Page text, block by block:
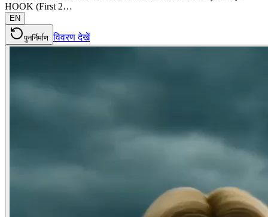
HOOK (First 2…
EN
पुनर्निर्माण विवरण देखें